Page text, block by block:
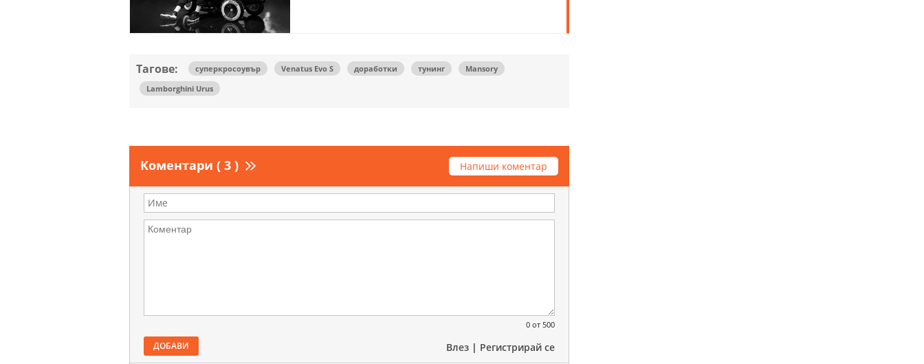
Тагове: суперкросоувър Venatus Evo S доработки тунинг
Mansory
Lamborghini Urus
Коментари ( 3 ) Напиши коментар
0 от 500
ДОБАВИ Влез | Регистрирай се